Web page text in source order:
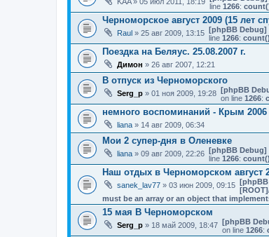
line 1266:
Черноморское август 2009 (15 лет
Raul » 25 авг 2009, 13:15 [phpBB Debug]
line 1266:
Поездка на Беляус. 25.08.2007 г.
Димон » 26 авг 2007, 12:21
В отпуск из Черноморского
Serg_p » 01 ноя 2009, 19:28 [phpBB
on line 1266:
немного воспоминаний - Крым 2006
liana » 14 авг 2009, 06:34
Мои 2 супер-дня в Оленевке
liana » 09 авг 2009, 22:26 [phpBB Debug]
line 1266:
Наш отдых в Черноморском август
sanek_lav77 » 03 июн 2009, 09:15 [phpBB
must be an array or an object that
15 мая В Черноморском
Serg_p » 18 май 2009, 18:47 [phpBB
on line 1266: